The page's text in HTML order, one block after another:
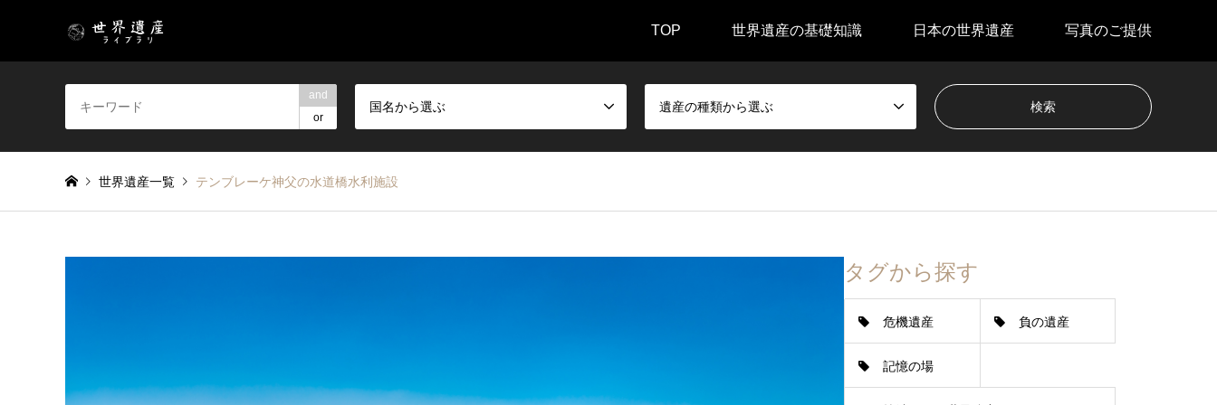
TOP 世界遺産の基礎知識 日本の世界遺産 写真のご提供
and
or
国名から選ぶ 遺産の種類から選ぶ
世界遺産一覧 テンブレーケ神父の水道橋水利施設
タグから探す
危機遺産 負の遺産
記憶の場